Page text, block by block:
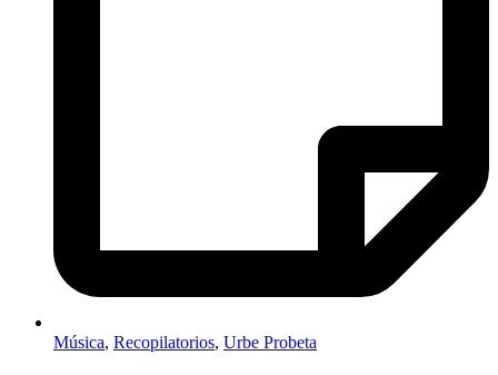
Música, Recopilatorios, Urbe Probeta